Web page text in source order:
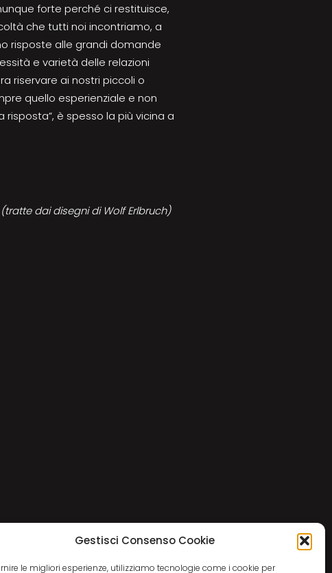
Gestisci Consenso Cookie
le migliori esperienze, utilizziamo tecnologie come i cookie per
forte perché ci restituisce,
che tutti noi incontriamo, a
risposte alle grandi domande
e varietà delle relazioni
riservare ai nostri piccoli o
quello esperienziale e non
risposta”, è spesso la più vicina a
(tratte dai disegni di Wolf Erlbruch)